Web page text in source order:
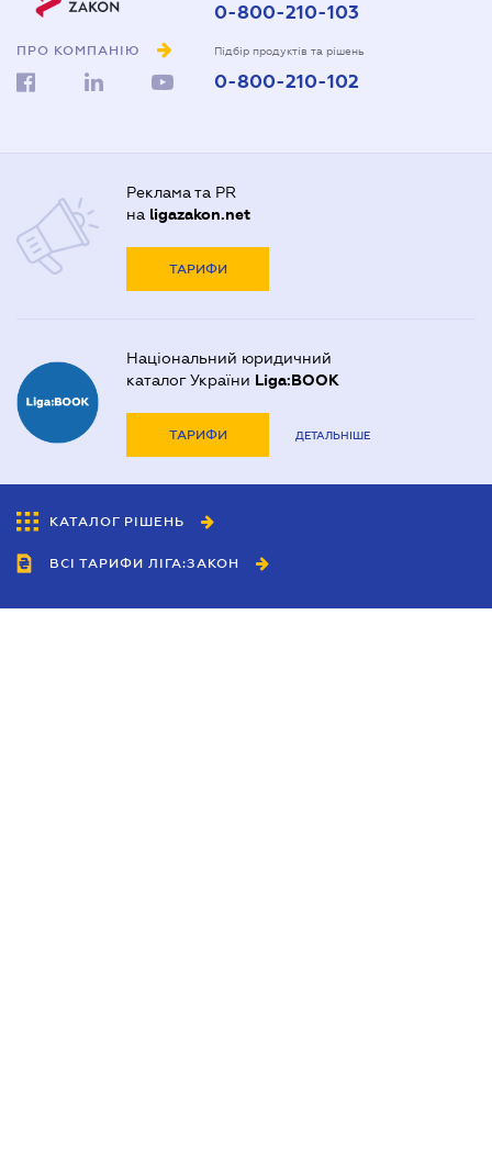
ПРО КОМПАНІЮ
0-800-210-103
Підбір продуктів та рішень
0-800-210-102
Реклама та PR
на ligazakon.net
ТАРИФИ
Національний юридичний
каталог України Liga:BOOK
ТАРИФИ ДЕТАЛЬНІШЕ
КАТАЛОГ РІШЕНЬ
ВСІ ТАРИФИ ЛІГА:ЗАКОН